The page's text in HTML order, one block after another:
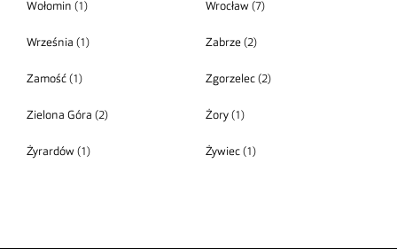
Wołomin (1) Wrocław(7)
Września (1) Zabrze(2)
Zamość (1) Zgorzelec(2)
Zielona Góra (2) Żory(1)
Żyrardów (1) Żywiec(1)